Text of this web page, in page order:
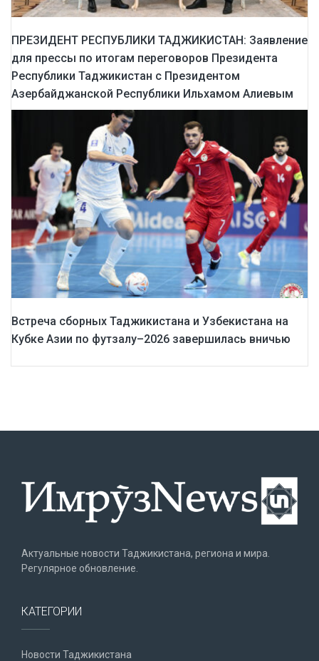
ПРЕЗИДЕНТ РЕСПУБЛИКИ ТАДЖИКИСТАН: Заявление
для прессы по итогам переговоров Президента
Республики Таджикистан с Президентом
Азербайджанской Республики Ильхамом Алиевым
Встреча сборных Таджикистана и Узбекистана на
Кубке Азии по футзалу–2026 завершилась вничью
Актуальные новости Таджикистана, региона и мира.
Регулярное обновление.
КАТЕГОРИИ
Новости Таджикистана